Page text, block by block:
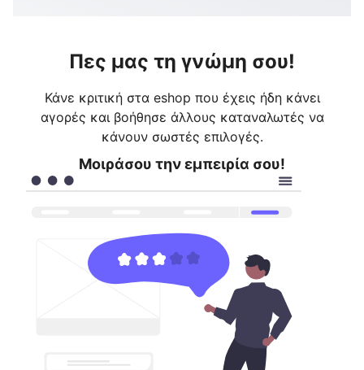
Πες μας τη γνώμη σου!
Κάνε κριτική στα eshop που έχεις ήδη κάνει
αγορές και βοήθησε άλλους καταναλωτές να
κάνουν σωστές επιλογές.
Μοιράσου την εμπειρία σου!